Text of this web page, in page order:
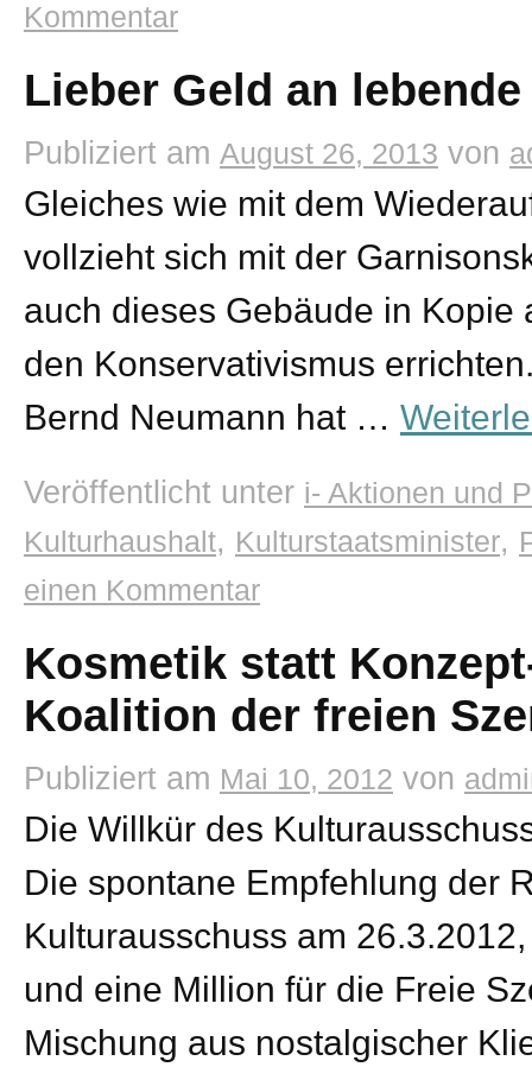
Kommentar
Lieber Geld an
Publiziert am August 26, 2013 von
Gleiches wie mit dem
vollzieht sich mit der
auch dieses Gebäude in
den Konservativismus
Bernd Neumann hat …
Veröffentlicht unter i- Aktionen und
Kulturhaushalt, Kulturstaatsminister,
einen Kommentar
Kosmetik statt
Koalition der freien
Publiziert am Mai 10, 2012 von
Die Willkür des
Die spontane Empfehlung der
Kulturausschuss am
und eine Million für die Freie
Mischung aus nostalgischer